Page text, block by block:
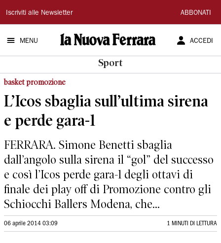
La
Nuova
Ferrara
Iscriviti alle Newsletter ABBONATI
MENU ACCEDI
Sport
basket promozione
L’Icos sbaglia sull’ultima sirena
e perde gara-1
FERRARA. Simone Benetti sbaglia
dall’angolo sulla sirena il “gol” del successo
e così l’Icos perde gara-1 degli ottavi di
finale dei play off di Promozione contro gli
Schiocchi Ballers Modena, che...
06 aprile 2014 03:09 1 MINUTI DI LETTURA